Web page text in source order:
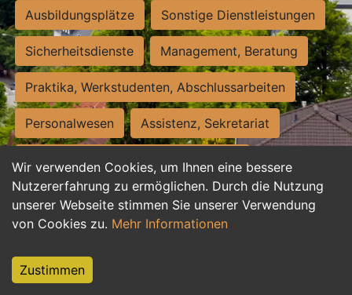
Wir verwenden Cookies, um Ihnen eine bessere
Nutzererfahrung zu ermöglichen. Durch die Nutzung
unserer Webseite stimmen Sie unserer Verwendung
von Cookies zu. Mehr Informationen
Zustimmen
Ausbildungsplätze Sonstige Dienstleistungen
Sicherheitsdienste Management, Beratung
Praktika, Werkstudenten, Abschlussarbeiten
Personalwesen Assistenz, Sekretariat
Hilfskräfte, Aushilfs- und Nebenjobs
Einkauf, Logistik, Materialwirtschaft
Weiterbildung, Studium, duale Ausbildung
Tourismus